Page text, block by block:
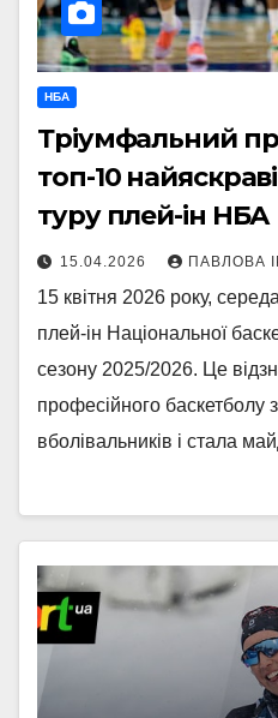
НБА
Тріумфальний
топ-10
туру плей-ін НБА
15.04.2026 ПАВЛОВА
15 квітня 2026 року,
плей-ін Національної
сезону 2025/2026. Це
професійного баскетболу
вболівальників і стала